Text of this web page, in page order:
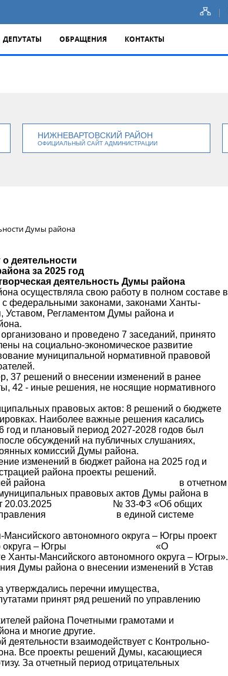
ДЕПУТАТЫ ОБРАЩЕНИЯ КОНТАКТЫ
НИЖНЕВАРТОВСКИЙ РАЙОН
ОФИЦИАЛЬНЫЙ САЙТ АДМИНИСТРАЦИИ
Думы района
о деятельности
за 2025 год
деятельность Думы района
осуществляла свою работу в полном составе в
с федеральными законами, законами Ханты-
Уставом, Регламентом Думы района и
и проведено 7 заседаний, принято
на социально-экономическое развитие
муниципальной нормативной правовой
37 решений о внесении изменений в ранее
42 - иные решения, не носящие нормативного
правовых актов: 8 решений о бюджете
Наиболее важные решения касались
и плановый период 2027-2028 годов был
обсуждений на публичных слушаниях,
комиссий Думы района.
изменений в бюджет района на 2025 год и
района проекты решений.
района в отчетном
правовых актов Думы района в
от 20.03.2025 № 33-ФЗ «Об общих
самоуправления в единой системе
автономного округа – Югры проект
округа – Югры «О
Ханты-Мансийского автономного округа – Югры».
Думы района о внесении изменений в Устав
утверждались перечни имущества,
принят ряд решений по управлению
района Почетными грамотами и
и многие другие.
взаимодействует с Контрольно-
Все проекты решений Думы, касающиеся
За отчетный период отрицательных